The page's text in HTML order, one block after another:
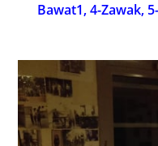
Bawat1, 4-Zawak,